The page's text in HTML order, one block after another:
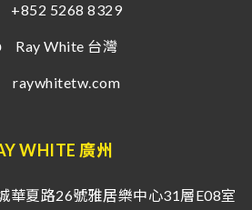
+852 5268 8329
Ray White 台灣
raywhitetw.com
WHITE 廣州
華夏路26號雅居樂中心31層E08室